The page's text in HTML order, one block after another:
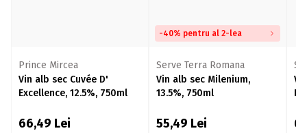
Prince Mircea
Vin alb sec Cuvée D'
Excellence, 12.5%, 750ml
66,49 Lei
-40% pentru al 2-lea
Serve Terra Romana
Vin alb sec Milenium,
13.5%, 750ml
55,49 Lei